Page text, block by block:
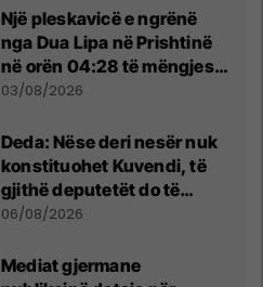
Një pleskavicë e ngrënë
nga Dua Lipa në Prishtinë
në orën 04:28 të mëngjesit
- dhe bota digjitale serbe
03/08/2026
Deda: Nëse deri nesër nuk
konstituohet Kuvendi, të
gjithë deputetët do të
bëjnë shkelje të rëndë
06/08/2026
Mediat gjermane